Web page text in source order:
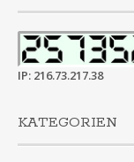
IP: 216.73.217.38
KATEGORIEN